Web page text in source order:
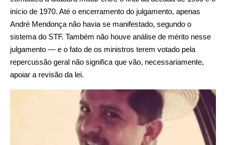
início de 1970. Até o encerramento do julgamento, apenas
André Mendonça não havia se manifestado, segundo o
sistema do STF. Também não houve análise de mérito nesse
julgamento — e o fato de os ministros terem votado pela
repercussão geral não significa que vão, necessariamente,
apoiar a revisão da lei.